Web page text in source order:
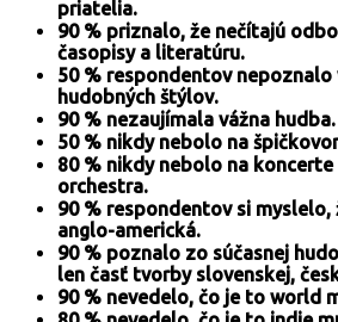
priatelia.
90 % priznalo, že nečítajú
časopisy a literatúru.
50 % respondentov nepoznalo
hudobných štýlov.
90 % nezaujímala vážna hudba.
50 % nikdy nebolo na
80 % nikdy nebolo na
orchestra.
90 % respondentov si myslelo,
anglo-americká.
90 % poznalo zo súčasnej
len časť tvorby slovenskej,
90 % nevedelo, čo je to world